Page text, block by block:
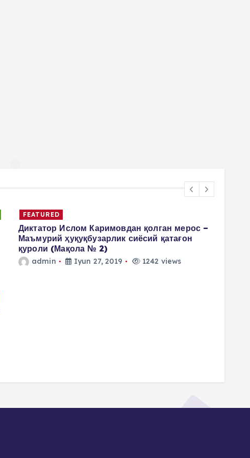
FEATURED
Диктатор Ислом Каримовдан қолган мерос –
Маъмурий ҳуқуқбузарлик сиёсий қатағон
қуроли (Мақола № 2)
admin Iyun 27, 2019 1242 views